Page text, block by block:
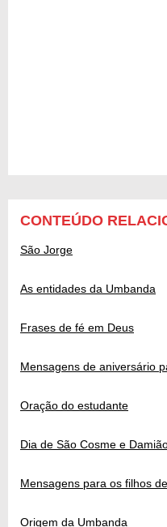
CONTEÚDO
São Jorge
As entidades da Umbanda
Frases de fé em Deus
Mensagens de aniversário
Oração do estudante
Dia de São Cosme e
Mensagens para os filhos
Origem da Umbanda